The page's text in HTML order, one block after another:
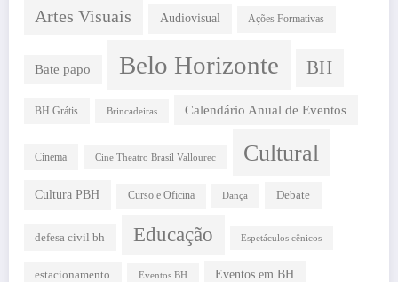
Artes Visuais Audiovisual Ações Formativas
Bate papo Belo Horizonte BH
BH Grátis Brincadeiras Calendário Anual de Eventos
Cinema Cine Theatro Brasil Vallourec Cultural
Cultura PBH Curso e Oficina Dança Debate
defesa civil bh Educação Espetáculos cênicos
estacionamento Eventos BH Eventos em BH